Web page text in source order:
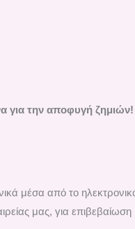
για την αποφυγή ζημιών!
μέσα από το
μας, για επιβεβαίωση